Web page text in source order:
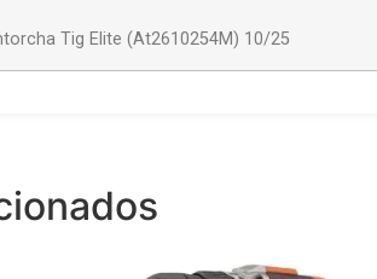
Porta
Tig Elite (At2610254M) 10/25